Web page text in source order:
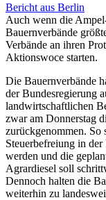
Bericht aus Berlin
Auch wenn die
Bauernverbände
Verbände an ihren
Aktionswoce starten.
Die Bauernverbände
der Bundesregierung
landwirtschaftlichen
zwar am Donnerstag
zurückgenommen.
Steuerbefreiung in
werden und die
Agrardiesel soll
Dennoch halten die
weiterhin zu